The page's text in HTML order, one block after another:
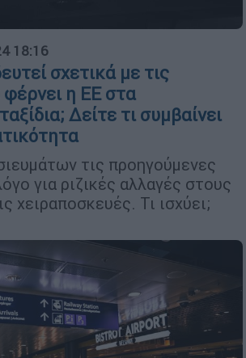
18:16
σχετικά με τις
η ΕΕ στα
Δείτε τι συμβαίνει
τις προηγούμενες
για ριζικές αλλαγές στους
χειραποσκευές. Τι ισχύει;